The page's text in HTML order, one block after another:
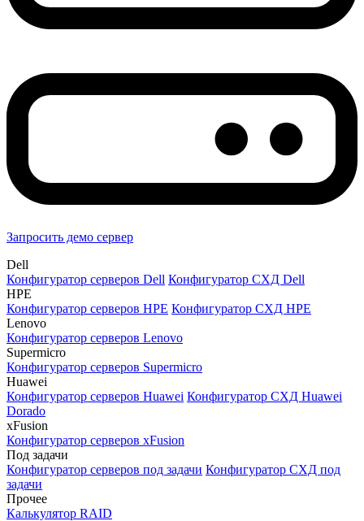
Запросить демо сервер
Dell
Конфигуратор серверов Dell Конфигуратор СХД Dell
HPE
Конфигуратор серверов HPE Конфигуратор СХД HPE
Lenovo
Конфигуратор серверов Lenovo
Supermicro
Конфигуратор серверов Supermicro
Huawei
Конфигуратор серверов Huawei Конфигуратор СХД Huawei
Dorado
xFusion
Конфигуратор серверов xFusion
Под задачи
Конфигуратор серверов под задачи Конфигуратор СХД под
задачи
Прочее
Калькулятор RAID